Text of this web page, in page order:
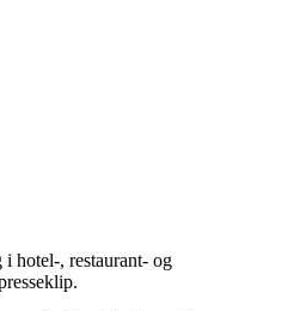
hotel-, restaurant- og